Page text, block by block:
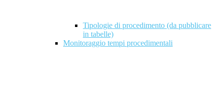
Tipologie di procedimento (da pubblicare
in tabelle)
Monitoraggio tempi procedimentali